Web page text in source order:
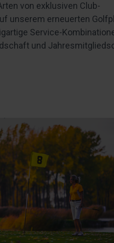
von exklusiven Club-
unserem erneuerten
Service-
und